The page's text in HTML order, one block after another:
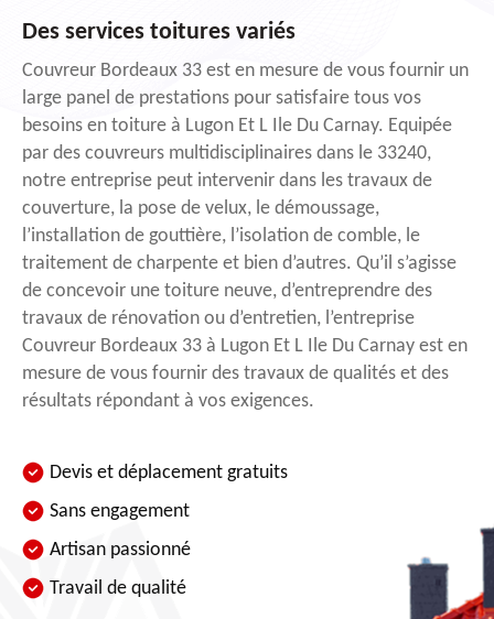
Des services toitures variés
Couvreur Bordeaux 33 est en mesure de vous fournir un
large panel de prestations pour satisfaire tous vos
besoins en toiture à Lugon Et L Ile Du Carnay. Equipée
par des couvreurs multidisciplinaires dans le 33240,
notre entreprise peut intervenir dans les travaux de
couverture, la pose de velux, le démoussage,
l’installation de gouttière, l’isolation de comble, le
traitement de charpente et bien d’autres. Qu’il s’agisse
de concevoir une toiture neuve, d’entreprendre des
travaux de rénovation ou d’entretien, l’entreprise
Couvreur Bordeaux 33 à Lugon Et L Ile Du Carnay est en
mesure de vous fournir des travaux de qualités et des
résultats répondant à vos exigences.
Devis et déplacement gratuits
Sans engagement
Artisan passionné
Travail de qualité